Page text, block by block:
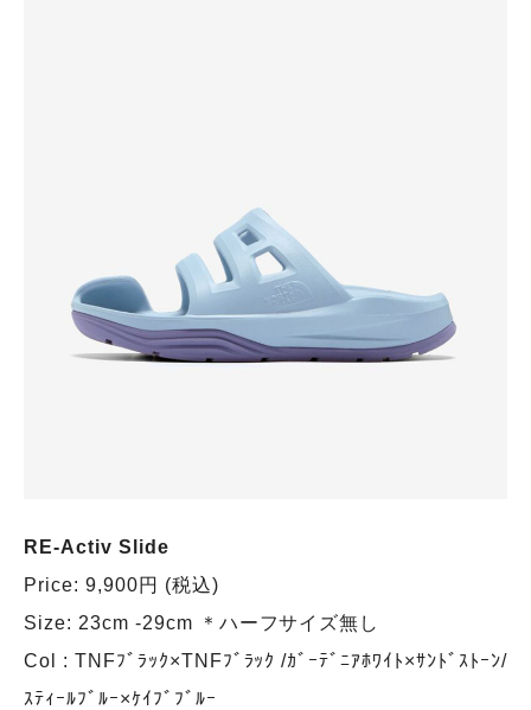
RE-Activ Slide
Price: 9,900円 (税込)
Size: 23cm -29cm ＊ハーフサイズ無し
Col : TNFﾌﾞﾗｯｸ×TNFﾌﾞﾗｯｸ /ｶﾞｰﾃﾞﾆｱﾎﾜｲﾄ×ｻﾝﾄﾞｽﾄｰﾝ/
ｽﾃｨｰﾙﾌﾞﾙｰ×ｹｲﾌﾞﾌﾞﾙｰ